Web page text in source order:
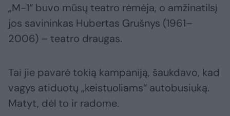
„M-1“ buvo mūsų teatro rėmėja, o amžinatilsį
jos savininkas Hubertas Grušnys (1961–
2006) – teatro draugas.
Tai jie pavarė tokią kampaniją, šaukdavo, kad
vagys atiduotų „keistuoliams“ autobusiuką.
Matyt, dėl to ir radome.